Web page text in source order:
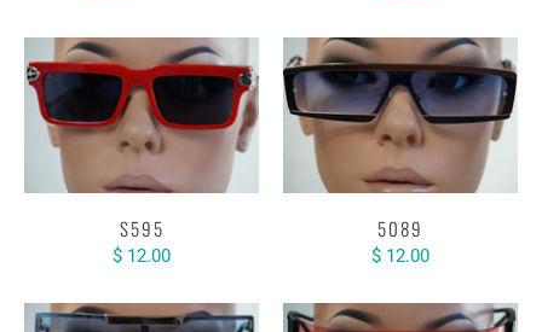
S595
$ 12.00
5089
$ 12.00